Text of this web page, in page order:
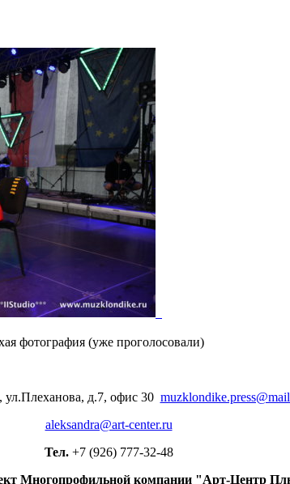
ул.Плеханова, д.7, офис 30
aleksandra@art-center.ru
Тел. +7 (926) 777-32-48
Многопрофильной компании "Арт-Центр